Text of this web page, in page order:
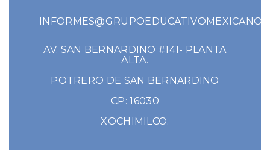
AV. SAN BERNARDINO #141- PLANTA
ALTA.
POTRERO DE SAN BERNARDINO
CP: 16030
XOCHIMILCO.